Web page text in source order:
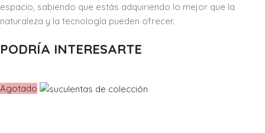
espacio, sabiendo que estás adquiriendo lo mejor que la
naturaleza y la tecnología pueden ofrecer.
PODRÍA INTERESARTE
Agotado